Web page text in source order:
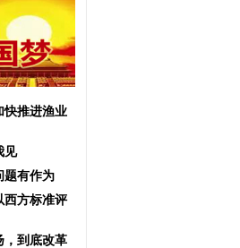
快推进渔业
见
题有作为
西方标准评
，到底改革